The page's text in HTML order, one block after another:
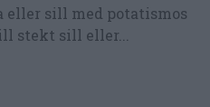
sill med potatismos
stekt sill eller...